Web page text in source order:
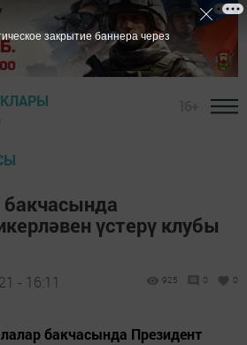
үстерү клубы
- 16:11 925 0 0
бакчасында Президент
закрытие баннера через